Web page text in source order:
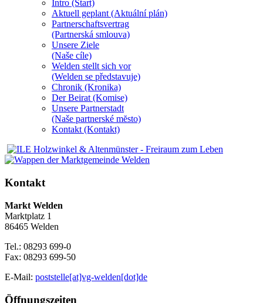
Intro (Start)
Aktuell geplant (Aktuální plán)
Partnerschaftsvertrag
(Partnerská smlouva)
Unsere Ziele
(Naše cíle)
Welden stellt sich vor
(Welden se představuje)
Chronik (Kronika)
Der Beirat (Komise)
Unsere Partnerstadt
(Naše partnerské mĕsto)
Kontakt (Kontakt)
Kontakt
Markt Welden
Marktplatz 1
86465 Welden
Tel.: 08293 699-0
Fax: 08293 699-50
E-Mail: poststelle[at]vg-welden[dot]de
Öffnungszeiten